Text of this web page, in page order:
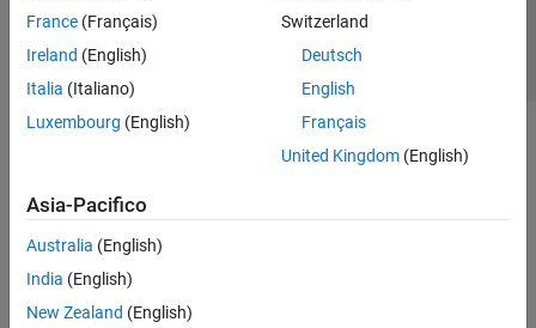
France (Français)
Ireland (English)
Italia (Italiano)
Luxembourg (English)
Switzerland
Deutsch
English
Français
United Kingdom(English)
Asia-Pacifico
Australia (English)
India (English)
New Zealand (English)